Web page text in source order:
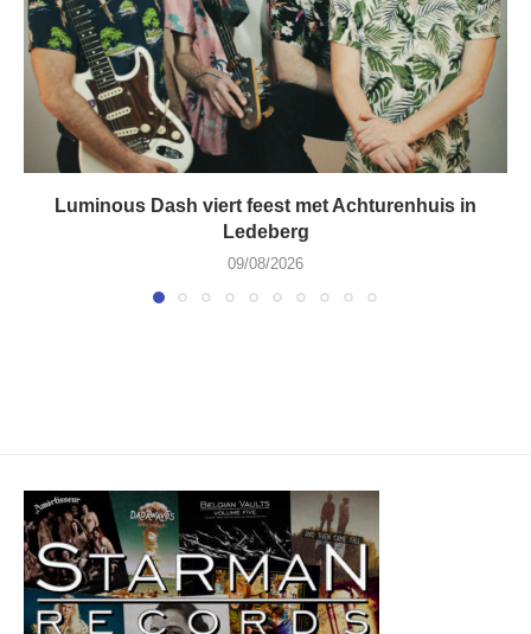
Luminous Dash viert feest met Achturenhuis in
Ledeberg
09/08/2026